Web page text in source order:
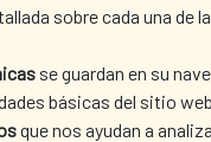
sobre cada una de
se guardan en su
básicas del sitio
que nos ayudan a